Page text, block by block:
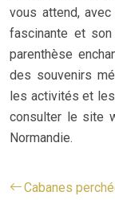
vous attend,
fascinante et son
parenthèse
des souvenirs
les activités et
consulter le site
Normandie.
Cabanes